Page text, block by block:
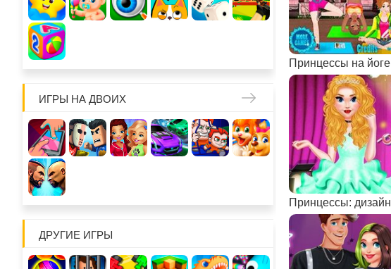
ИГРЫ НА ДВОИХ
ДРУГИЕ ИГРЫ
Принцессы на йоге